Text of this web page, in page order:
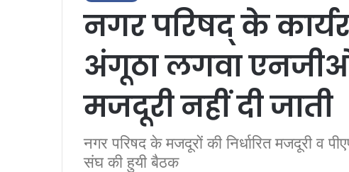
नगर परिषद् के
अंगूठा लगवा एनजीओ
मजदूरी नहीं दी जाती
नगर परिषद के मजदूरों की निर्धारित मजदूरी व
संघ की हुयी बैठक